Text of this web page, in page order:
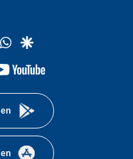
whatsapp
google
youtube-